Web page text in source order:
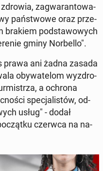
za­gwa­ran­to­wa­
pań­stwo­we oraz prze­
brakiem pod­sta­wo­wych
gminy Nor­bel­lo".
ani żadna zasada
oby­wa­te­lom wy­zdro­
a ochrona
spe­cja­li­stów, od­
usług" - dodał
czerwca na na­